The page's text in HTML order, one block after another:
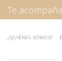
Saltar
al
Te
¿QUIÉNES SOMOS?